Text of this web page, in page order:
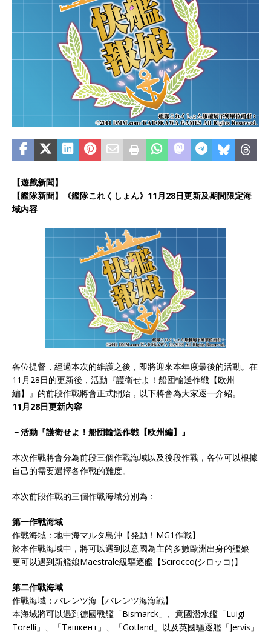
【遊戲新聞】
【艦隊新聞】《艦隊これくしょん》11月28日更新及期間限定海
域內容
各位提督，經過本次的維護之後，即將迎來本年度最後的活動。在
11月28日的更新後，活動『護衛せよ！船団輸送作戦【欧州
編】』的前段作戰將會正式開始，以下將會為大家逐一介紹。
11月28日更新內容
－活動『護衛せよ！船団輸送作戦【欧州編】』
本次作戰將會分為前段三個作戰海域以及後段作戰，各位可以根據
自己的需要選擇各作戰的難度。
本次前段作戰的三個作戰海域分別為：
第一作戰海域
作戰海域：地中海マルタ島沖【発動！MG1作戦】
於本作戰海域中，將可以遇到以意國為主的多數歐洲出身的艦娘
更可以遇到新艦娘Maestrale級驅逐艦【Scirocco(シロッコ)】
第二作戰海域
作戰海域：バレンツ海【バレンツ海海戦】
本海域將可以遇到德國戰艦「Bismarck」、意國潛水艦「Luigi
Torelli」、「Ташкент」、「Gotland」以及英國驅逐艦「Jervis」